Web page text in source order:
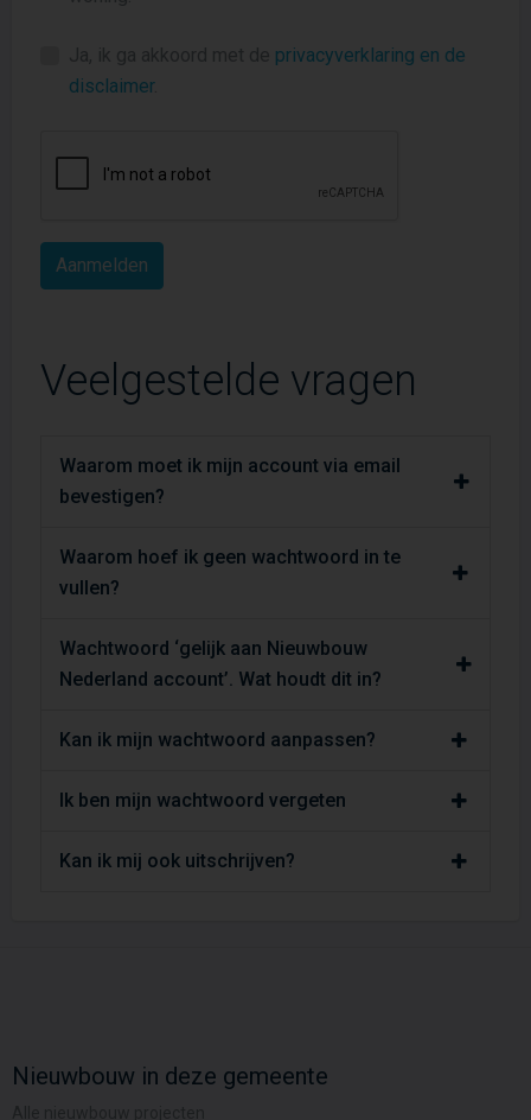
Ja, ik ga akkoord met de privacyverklaring en de
disclaimer.
Veelgestelde vragen
Waarom moet ik mijn account via email
bevestigen?
Waarom hoef ik geen wachtwoord in te
vullen?
Wachtwoord ‘gelijk aan Nieuwbouw
Nederland account’. Wat houdt dit in?
Kan ik mijn wachtwoord aanpassen?
Ik ben mijn wachtwoord vergeten
Kan ik mij ook uitschrijven?
Nieuwbouw in deze gemeente